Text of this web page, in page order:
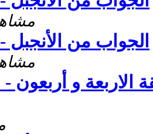
17316
الجواب من الأنجبل -
16727
الاربعة و أربعون -